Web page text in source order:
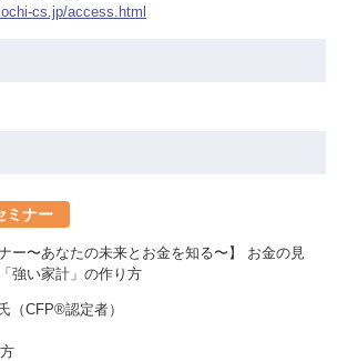
cs.jp/access.html
ミナー
ー〜あなたの未来とお金を知る〜】 お金の見
強い家計」の作り方
CFP®認定者）